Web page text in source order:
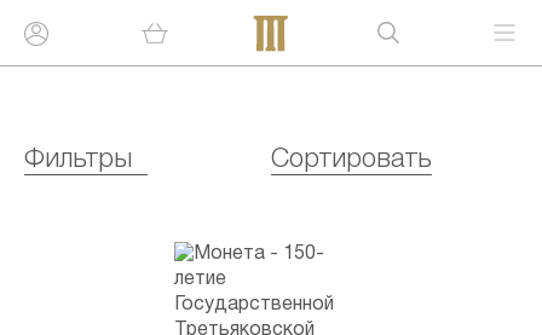
Фильтры Сортировать